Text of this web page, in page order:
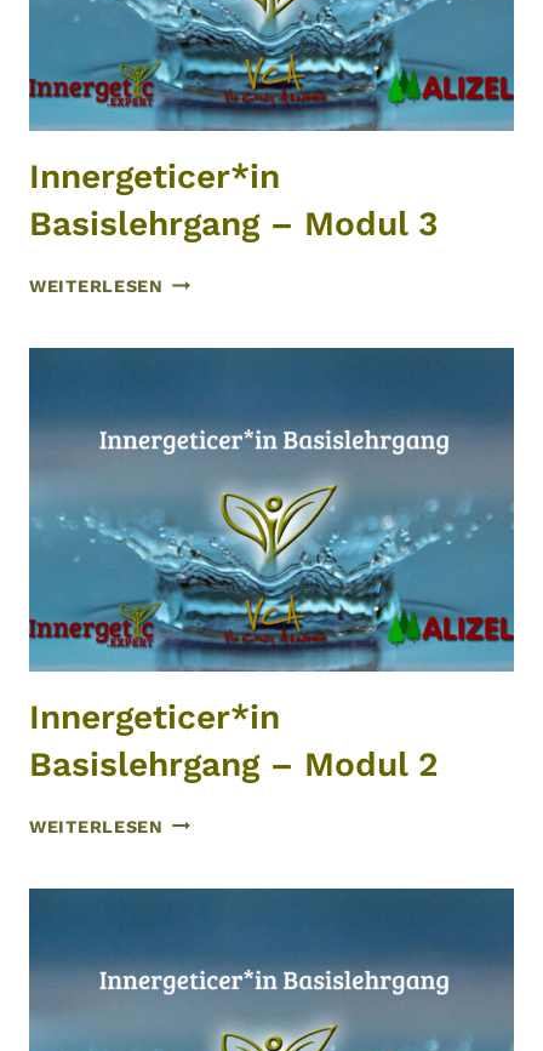
Innergeticer*in
Basislehrgang – Modul 3
WEITERLESEN INNERGETICER*IN
MODUL
Innergeticer*in
Basislehrgang – Modul 2
WEITERLESEN INNERGETICER*IN
MODUL